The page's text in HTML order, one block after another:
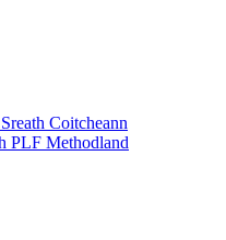
Coitcheann
PLF Methodland